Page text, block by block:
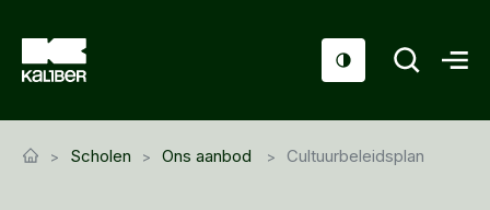
Scholen Ons aanbod Cultuurbeleidsplan